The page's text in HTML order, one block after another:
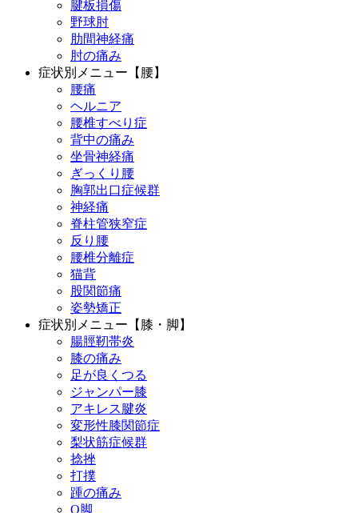
腱板損傷
野球肘
肋間神経痛
肘の痛み
症状別メニュー【腰】
腰痛
ヘルニア
腰椎すべり症
背中の痛み
坐骨神経痛
ぎっくり腰
胸郭出口症候群
神経痛
脊柱管狭窄症
反り腰
腰椎分離症
猫背
股関節痛
姿勢矯正
症状別メニュー【膝・脚】
腸脛靭帯炎
膝の痛み
足が良くつる
ジャンパー膝
アキレス腱炎
変形性膝関節症
梨状筋症候群
捻挫
打撲
踵の痛み
O脚